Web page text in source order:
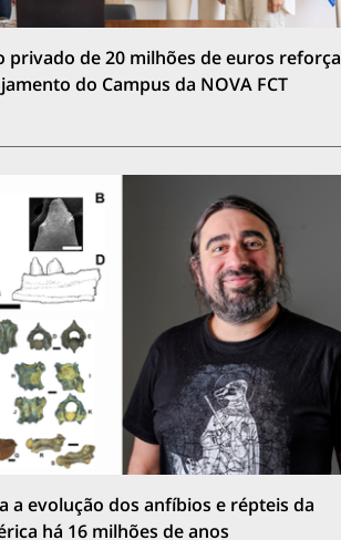
privado de 20 milhões de euros reforça
do Campus da NOVA FCT
a evolução dos anfíbios e répteis da
há 16 milhões de anos